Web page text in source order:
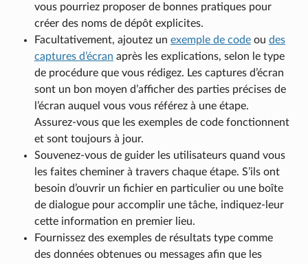
vous pourriez proposer de bonnes pratiques pour
créer des noms de dépôt explicites.
Facultativement, ajoutez un exemple de codeou des
captures d’écran après les explications, selon le type
de procédure que vous rédigez. Les captures d’écran
sont un bon moyen d’afficher des parties précises de
l’écran auquel vous vous référez à une étape.
Assurez-vous que les exemples de code fonctionnent
et sont toujours à jour.
Souvenez-vous de guider les utilisateurs quand vous
les faites cheminer à travers chaque étape. S’ils ont
besoin d’ouvrir un fichier en particulier ou une boîte
de dialogue pour accomplir une tâche, indiquez-leur
cette information en premier lieu.
Fournissez des exemples de résultats type comme
des données obtenues ou messages afin que les